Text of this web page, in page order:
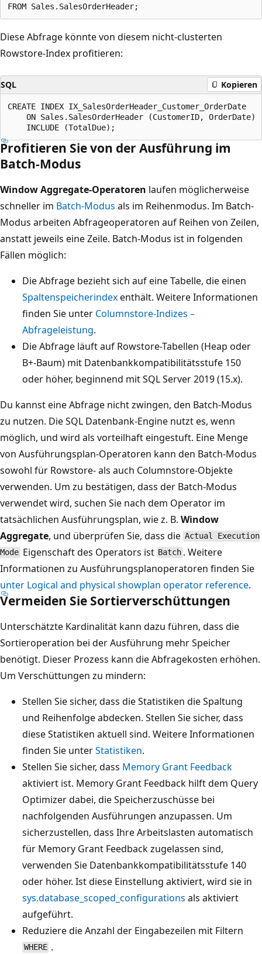
Diese Abfrage könnte von diesem nicht-clusterten
Rowstore-Index profitieren:
SQL Kopieren
CREATE INDEX IX_SalesOrderHeader_Customer_OrderDate
    ON Sales.SalesOrderHeader (CustomerID, OrderDate)
Profitieren Sie von der Ausführung im
Batch-Modus
Window Aggregate-Operatoren laufen möglicherweise
schneller im Batch-Modus als im Reihenmodus. Im Batch-
Modus arbeiten Abfrageoperatoren auf Reihen von Zeilen,
anstatt jeweils eine Zeile. Batch-Modus ist in folgenden
Fällen möglich:
Die Abfrage bezieht sich auf eine Tabelle, die einen
Spaltenspeicherindexenthält. Weitere Informationen
finden Sie unter Columnstore-Indizes –
Abfrageleistung.
Die Abfrage läuft auf Rowstore-Tabellen (Heap oder
B+-Baum) mit Datenbankkompatibilitätsstufe 150
oder höher, beginnend mit SQL Server 2019 (15.x).
Du kannst eine Abfrage nicht zwingen, den Batch-Modus
zu nutzen. Die SQL Datenbank-Engine nutzt es, wenn
möglich, und wird als vorteilhaft eingestuft. Eine Menge
von Ausführungsplan-Operatoren kann den Batch-Modus
sowohl für Rowstore- als auch Columnstore-Objekte
verwenden. Um zu bestätigen, dass der Batch-Modus
verwendet wird, suchen Sie nach dem Operator im
tatsächlichen Ausführungsplan, wie z. B. Window
Aggregate, und überprüfen Sie, dass die Actual Execution
Mode Eigenschaft des Operators ist Batch . Weitere
Informationen zu Ausführungsplanoperatoren finden Sie
unter Logical and physical showplan operator reference.
Vermeiden Sie Sortierverschüttungen
Unterschätzte Kardinalität kann dazu führen, dass die
Sortieroperation bei der Ausführung mehr Speicher
benötigt. Dieser Prozess kann die Abfragekosten erhöhen.
Um Verschüttungen zu mindern:
Stellen Sie sicher, dass die Statistiken die Spaltung
und Reihenfolge abdecken. Stellen Sie sicher, dass
diese Statistiken aktuell sind. Weitere Informationen
finden Sie unterStatistiken.
Stellen Sie sicher, dass Memory Grant Feedback
aktiviert ist. Memory Grant Feedback hilft dem Query
Optimizer dabei, die Speicherzuschüsse bei
nachfolgenden Ausführungen anzupassen. Um
sicherzustellen, dass Ihre Arbeitslasten automatisch
für Memory Grant Feedback zugelassen sind,
verwenden Sie Datenbankkompatibilitätsstufe 140
oder höher. Ist diese Einstellung aktiviert, wird sie in
sys.database_scoped_configurations als aktiviert
aufgeführt.
Reduziere die Anzahl der Eingabezeilen mit Filtern
WHERE .